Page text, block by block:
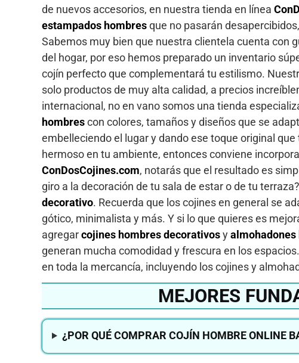
de nuevos accesorios, en nuestra tienda en línea
estampados hombresque no pasarán
Sabemos muy bien que nuestra clientela cuenta con
del hogar, por eso hemos preparado un inventario
cojín perfecto que complementará tu estilismo.
solo productos de muy alta calidad, a precios
internacional, no en vano somos una tienda
hombrescon colores, tamaños y diseños que se
embelleciendo el lugar y dando ese toque original
hermoso en tu ambiente, entonces conviene
ConDosCojines.com, notarás que el resultado es
giro a la decoración de tu sala de estar o de tu
decorativo. Recuerda que los cojines en general se
gótico, minimalista y más. Y si lo que quieres es
agregarcojines hombres decorativosyalmohadones
generan mucha comodidad y frescura en los
en toda la mercancía, incluyendo los cojines y
MEJORES
¿POR QUÉ COMPRAR COJÍN HOMBRE ONLINE